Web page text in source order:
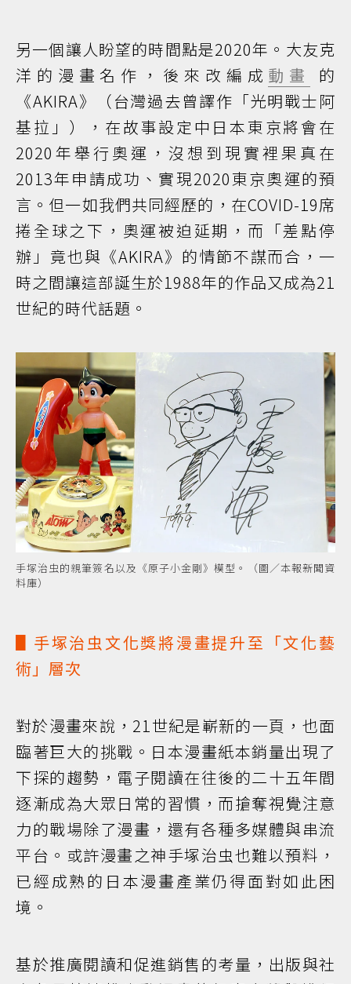
另一個讓人盼望的時間點是2020年。大友克
洋的漫畫名作，後來改編成 動畫
的
《AKIRA》（台灣過去曾譯作「光明戰士阿
基拉」），在故事設定中日本東京將會在
2020年舉行奧運，沒想到現實裡果真在
2013年申請成功、實現2020東京奧運的預
言。但一如我們共同經歷的，在COVID-19席
捲全球之下，奧運被迫延期，而「差點停
辦」竟也與《AKIRA》的情節不謀而合，一
時之間讓這部誕生於1988年的作品又成為21
世紀的時代話題。
手塚治虫的親筆簽名以及《原子小金剛》模型。（圖／本報新聞資
料庫）
▋手塚治虫文化獎將漫畫提升至「文化藝
術」層次
對於漫畫來說，21世紀是嶄新的一頁，也面
臨著巨大的挑戰。日本漫畫紙本銷量出現了
下探的趨勢，電子閱讀在往後的二十五年間
逐漸成為大眾日常的習慣，而搶奪視覺注意
力的戰場除了漫畫，還有各種多媒體與串流
平台。或許漫畫之神手塚治虫也難以預料，
已經成熟的日本漫畫產業仍得面對如此困
境。
基於推廣閱讀和促進銷售的考量，出版與社